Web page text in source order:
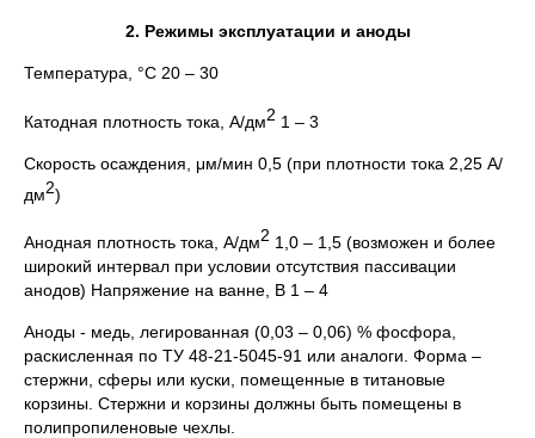
2. Режимы эксплуатации и аноды
Температура, °С 20 – 30
Катодная плотность тока, А/дм2 1 – 3
Скорость осаждения, μм/мин 0,5 (при плотности тока 2,25 А/
дм2)
Анодная плотность тока, А/дм2 1,0 – 1,5 (возможен и более
широкий интервал при условии отсутствия пассивации
анодов) Напряжение на ванне, В 1 – 4
Аноды - медь, легированная (0,03 – 0,06) % фосфора,
раскисленная по ТУ 48-21-5045-91 или аналоги. Форма –
стержни, сферы или куски, помещенные в титановые
корзины. Стержни и корзины должны быть помещены в
полипропиленовые чехлы.